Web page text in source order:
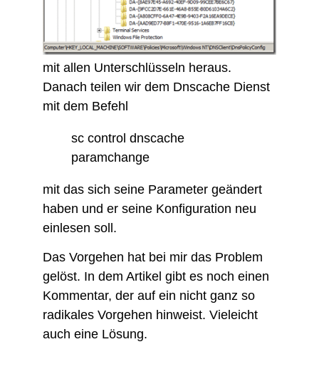
mit allen Unterschlüsseln heraus.
Danach teilen wir dem Dnscache Dienst
mit dem Befehl
sc control dnscache
paramchange
mit das sich seine Parameter geändert
haben und er seine Konfiguration neu
einlesen soll.
Das Vorgehen hat bei mir das Problem
gelöst. In dem Artikel gibt es noch einen
Kommentar, der auf ein nicht ganz so
radikales Vorgehen hinweist. Vieleicht
auch eine Lösung.